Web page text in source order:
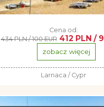
Cena od:
434 PLN / 100 EUR 412 PLN /
zobacz więcej
Larnaca / Cypr